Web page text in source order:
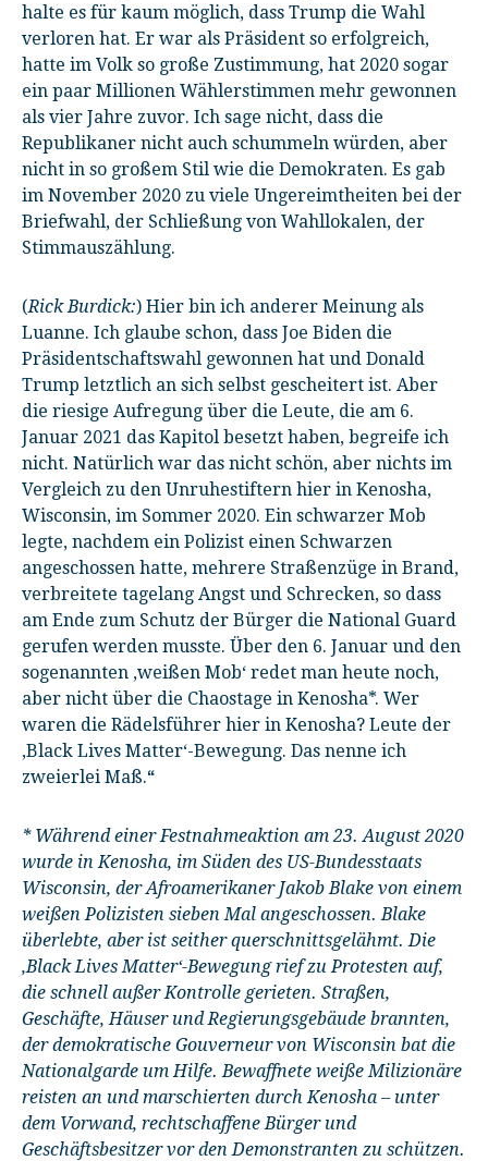
halte es für kaum möglich, dass Trump die Wahl
verloren hat. Er war als Präsident so erfolgreich,
hatte im Volk so große Zustimmung, hat 2020 sogar
ein paar Millionen Wählerstimmen mehr gewonnen
als vier Jahre zuvor. Ich sage nicht, dass die
Republikaner nicht auch schummeln würden, aber
nicht in so großem Stil wie die Demokraten. Es gab
im November 2020 zu viele Ungereimtheiten bei der
Briefwahl, der Schließung von Wahllokalen, der
Stimmauszählung.
(Rick Burdick:) Hier bin ich anderer Meinung als
Luanne. Ich glaube schon, dass Joe Biden die
Präsidentschaftswahl gewonnen hat und Donald
Trump letztlich an sich selbst gescheitert ist. Aber
die riesige Aufregung über die Leute, die am 6.
Januar 2021 das Kapitol besetzt haben, begreife ich
nicht. Natürlich war das nicht schön, aber nichts im
Vergleich zu den Unruhestiftern hier in Kenosha,
Wisconsin, im Sommer 2020. Ein schwarzer Mob
legte, nachdem ein Polizist einen Schwarzen
angeschossen hatte, mehrere Straßenzüge in Brand,
verbreitete tagelang Angst und Schrecken, so dass
am Ende zum Schutz der Bürger die National Guard
gerufen werden musste. Über den 6. Januar und den
sogenannten ‚weißen Mob‘ redet man heute noch,
aber nicht über die Chaostage in Kenosha*. Wer
waren die Rädelsführer hier in Kenosha? Leute der
‚Black Lives Matter‘-Bewegung. Das nenne ich
zweierlei Maß.“
* Während einer Festnahmeaktion am 23. August 2020
wurde in Kenosha, im Süden des US-Bundesstaats
Wisconsin, der Afroamerikaner Jakob Blake von einem
weißen Polizisten sieben Mal angeschossen. Blake
überlebte, aber ist seither querschnittsgelähmt. Die
‚Black Lives Matter‘-Bewegung rief zu Protesten auf,
die schnell außer Kontrolle gerieten. Straßen,
Geschäfte, Häuser und Regierungsgebäude brannten,
der demokratische Gouverneur von Wisconsin bat die
Nationalgarde um Hilfe. Bewaffnete weiße Milizionäre
reisten an und marschierten durch Kenosha – unter
dem Vorwand, rechtschaffene Bürger und
Geschäftsbesitzer vor den Demonstranten zu schützen.